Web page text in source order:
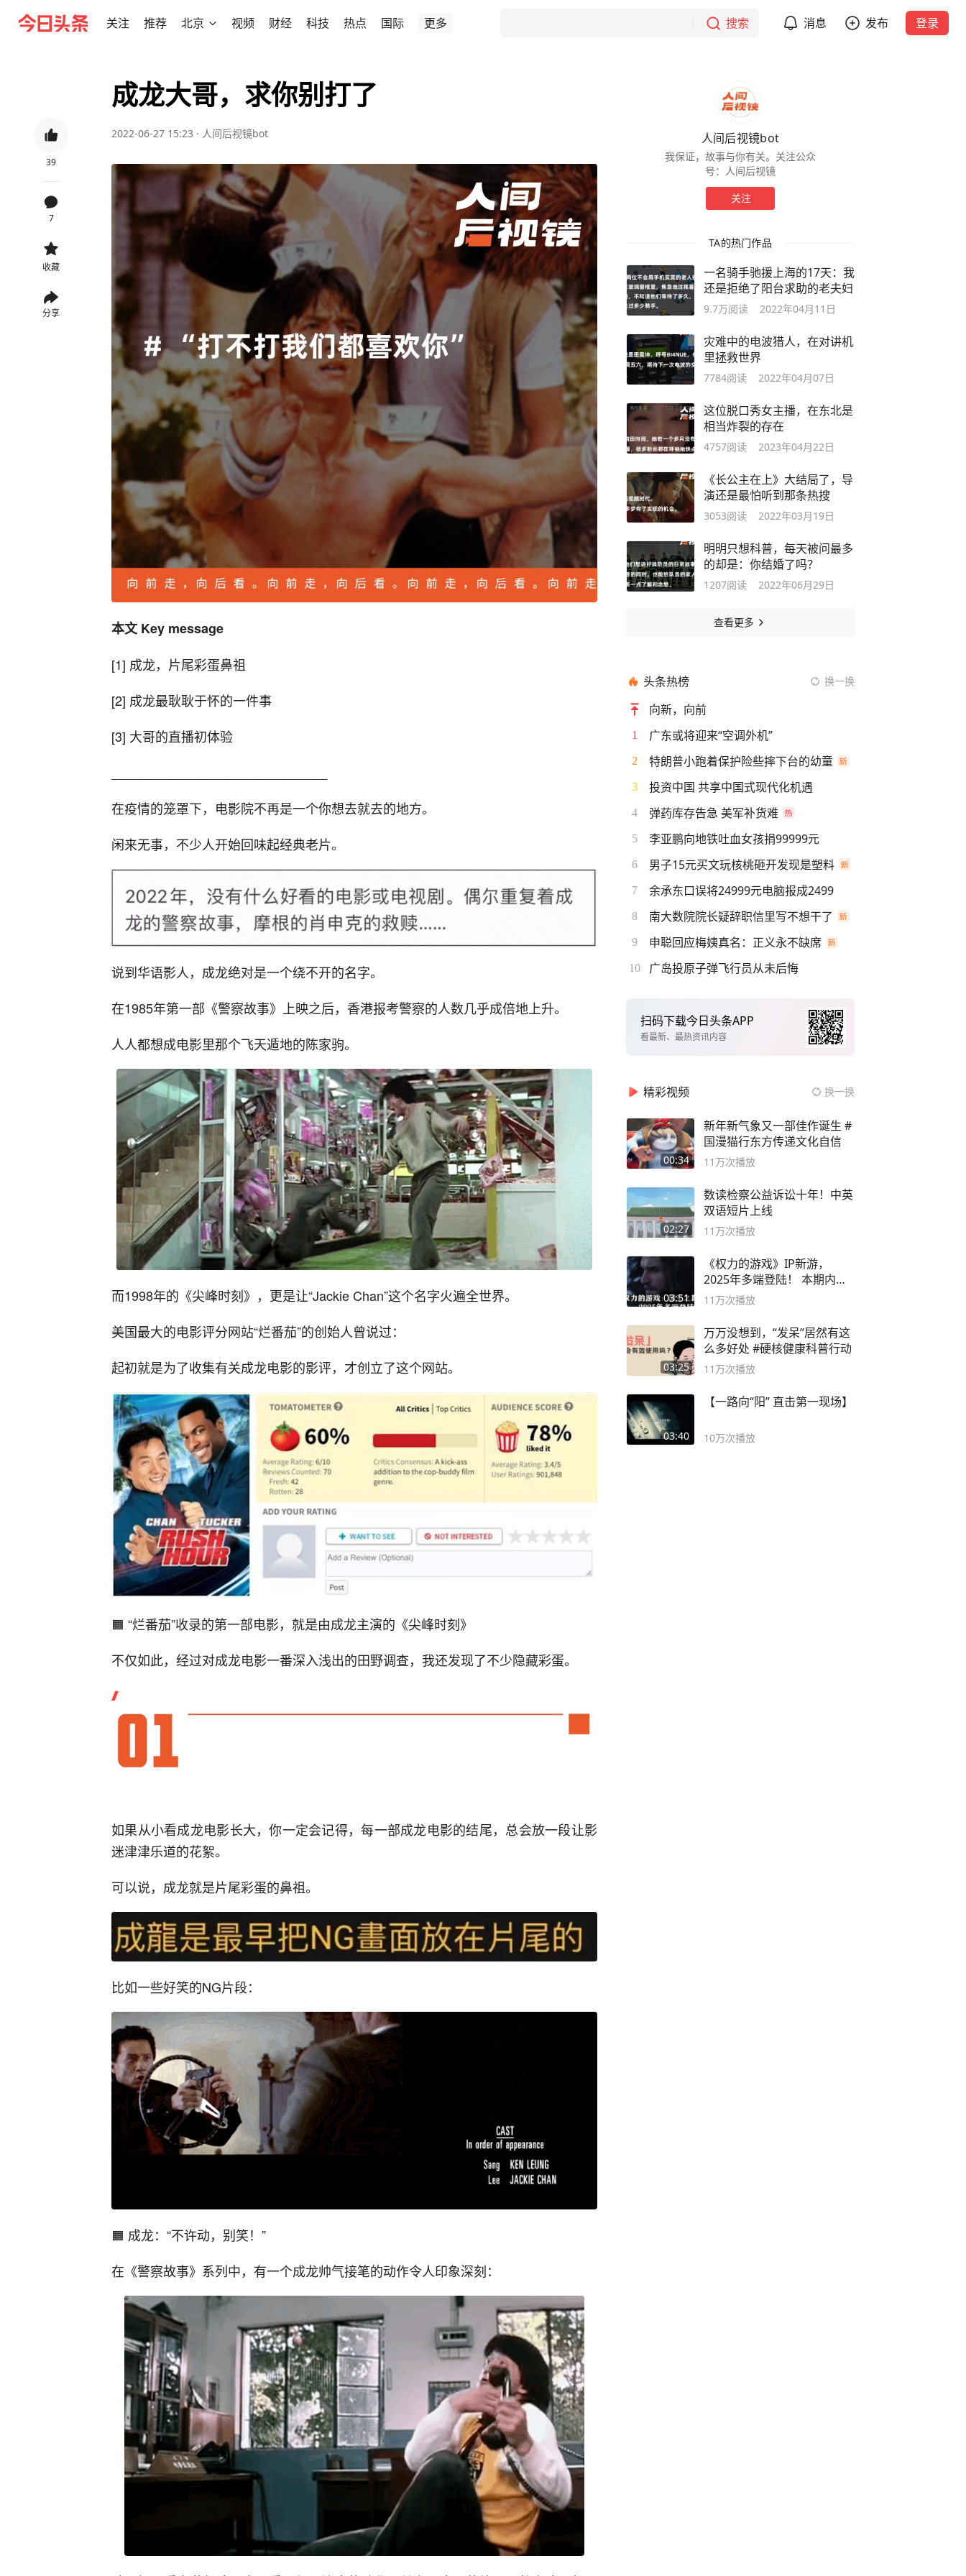
关注 推荐 北京 视频 财经 科技 热点 国际 更多 搜索 消息 发布 登录
39
7
收藏
分享
成龙大哥，求你别打了
2022-06-27 15:23 · 人间后视镜bot
本文 Key message
[1] 成龙，片尾彩蛋鼻祖
[2] 成龙最耿耿于怀的一件事
[3] 大哥的直播初体验
在疫情的笼罩下，电影院不再是一个你想去就去的地方。
闲来无事，不少人开始回味起经典老片。
说到华语影人，成龙绝对是一个绕不开的名字。
在1985年第一部《警察故事》上映之后，香港报考警察的人数几乎成倍地上升。
人人都想成电影里那个飞天遁地的陈家驹。
而1998年的《尖峰时刻》，更是让“Jackie Chan”这个名字火遍全世界。
美国最大的电影评分网站“烂番茄”的创始人曾说过：
起初就是为了收集有关成龙电影的影评，才创立了这个网站。
🟧 “烂番茄”收录的第一部电影，就是由成龙主演的《尖峰时刻》
不仅如此，经过对成龙电影一番深入浅出的田野调查，我还发现了不少隐藏彩蛋。
如果从小看成龙电影长大，你一定会记得，每一部成龙电影的结尾，总会放一段让影
迷津津乐道的花絮。
可以说，成龙就是片尾彩蛋的鼻祖。
比如一些好笑的NG片段：
🟧 成龙：“不许动，别笑！”
在《警察故事》系列中，有一个成龙帅气接笔的动作令人印象深刻：
人间后视镜bot
我保证，故事与你有关。关注公众
号：人间后视镜
关注
TA的热门作品
一名骑手驰援上海的17天：我
还是拒绝了阳台求助的老夫妇
9.7万阅读 2022年04月11日
灾难中的电波猎人，在对讲机
里拯救世界
7784阅读 2022年04月07日
这位脱口秀女主播，在东北是
相当炸裂的存在
4757阅读 2023年04月22日
《长公主在上》大结局了，导
演还是最怕听到那条热搜
3053阅读 2022年03月19日
明明只想科普，每天被问最多
的却是：你结婚了吗？
1207阅读 2022年06月29日
查看更多
头条热榜 换一换
向新，向前
1 广东或将迎来“空调外机”
2 特朗普小跑着保护险些摔下台的幼童
3 投资中国 共享中国式现代化机遇
4 弹药库存告急 美军补货难
5 李亚鹏向地铁吐血女孩捐99999元
6 男子15元买文玩核桃砸开发现是塑料
7 余承东口误将24999元电脑报成2499
8 南大数院院长疑辞职信里写不想干了
9 申聪回应梅姨真名：正义永不缺席
10 广岛投原子弹飞行员从未后悔
扫码下载今日头条APP
看最新、最热资讯内容
精彩视频 换一换
00:34
新年新气象又一部佳作诞生 #
国漫猫行东方传递文化自信
11万次播放
02:27
数读检察公益诉讼十年！中英
双语短片上线
11万次播放
03:51
《权力的游戏》IP新游，
2025年多端登陆！ 本期内容
概要
11万次播放
03:25
万万没想到，“发呆”居然有这
么多好处 #硬核健康科普行动
11万次播放
03:40
【一路向“阳” 直击第一现场】
10万次播放